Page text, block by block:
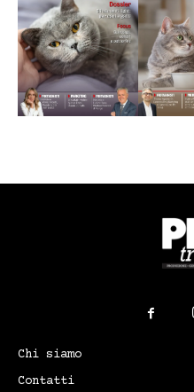
Chi siamo
Contatti